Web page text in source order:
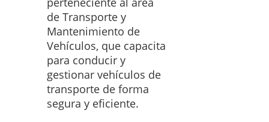
de Transporte y
Mantenimiento de
Vehículos, que capacita
para conducir y
gestionar vehículos de
transporte de forma
segura y eficiente.